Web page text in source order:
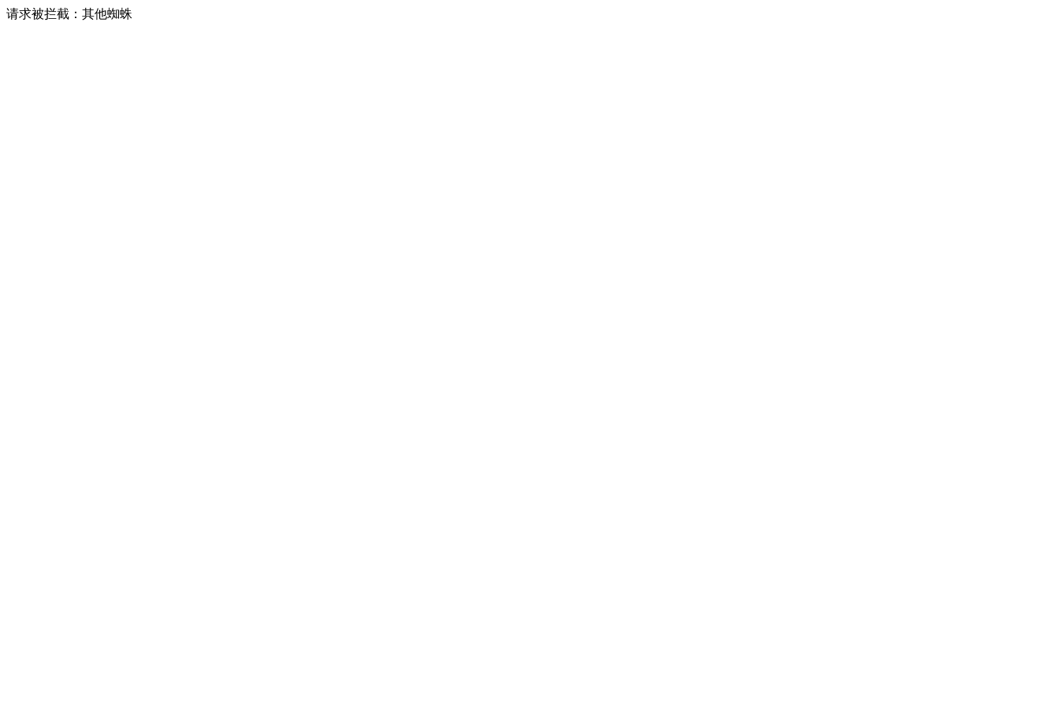
请求被拦截：其他蜘蛛